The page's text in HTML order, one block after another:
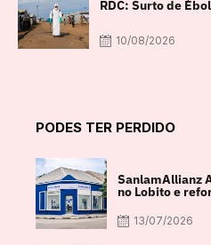
RDC: Surto de
10/08/2026
PODES TER PERDIDO
SanlamAllianz
no Lobito e
13/07/2026